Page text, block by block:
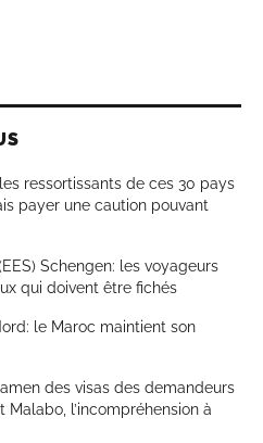
ressortissants de ces 30 pays
payer une caution pouvant
Schengen: les voyageurs
qui doivent être fichés
le Maroc maintient son
des visas des demandeurs
Malabo, l’incompréhension à